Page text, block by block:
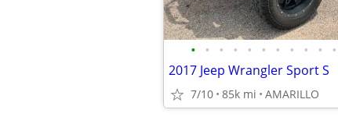
• • • • • • • • • • •
2017 Jeep Wrangler Sport S
7/10 85k mi AMARILLO